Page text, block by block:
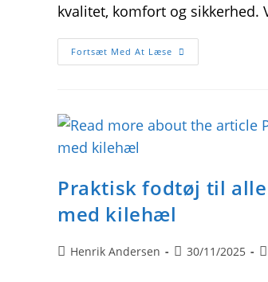
kvalitet, komfort og
Fortsæt Med At Læse Sådan
Vælger
Og
Smykker
Praktisk fodtøj til
med kilehæl
PostHenrik Andersen
Post30/11/2025